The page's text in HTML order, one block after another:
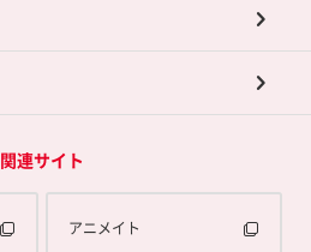
関連サイト
アニメイト